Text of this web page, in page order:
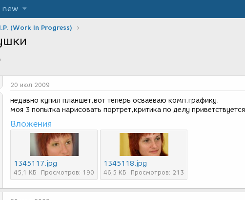
new
(Work In Progress)
20 июл 2009
недавно купил планшет,вот теперь осваеваю комп.графику.
моя 3 попытка нарисовать портрет,критика по делу приветствуется
Вложения
1345117.jpg
45,1 КБ Просмотров: 190
1345118.jpg
46,5 КБ Просмотров: 213